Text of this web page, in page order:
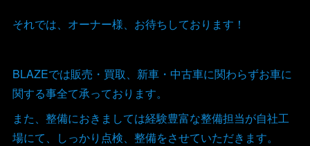
それでは、オーナー様、お待ちしております！
BLAZEでは販売・買取、新車・中古車に関わらずお車に
関する事全て承っております。
また、整備におきましては経験豊富な整備担当が自社工
場にて、しっかり点検、整備をさせていただきます。